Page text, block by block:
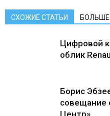
СХОЖИЕ СТАТЬИ
Цифровой
облик
Борис
совещание
Центр»